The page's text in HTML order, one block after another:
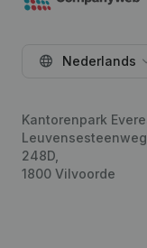
Nederlands
Kantorenpark
Leuvensesteenweg
248D,
1800 Vilvoorde